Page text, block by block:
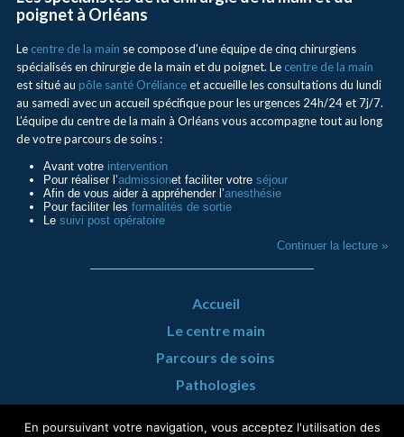
poignet à Orléans
Le centre de la main se compose d’une équipe de cinq chirurgiens
spécialisés en chirurgie de la main et du poignet. Le centre de la main
est situé au pôle santé Orélianceet accueille les consultations du lundi
au samedi avec un accueil spécifique pour les urgences 24h/24 et 7j/7.
L’équipe du centre de la main à Orléans vous accompagne tout au long
de votre parcours de soins :
Avant votre intervention
Pour réaliser l’admissionet faciliter votre séjour
Afin de vous aider à appréhender l’anesthésie
Pour faciliter les formalités de sortie
Le suivi post opératoire
Continuer la lecture »
Accueil
Le centre main
Parcours de soins
Pathologies
En poursuivant votre navigation, vous acceptez l'utilisation des